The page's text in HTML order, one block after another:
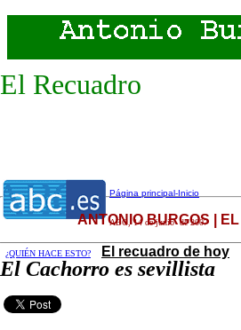
El Recuadro
Página principal-Inicio
ABC 14dejuniode 2007
¿QUIÉN HACE ESTO? El recuadro de hoy
ANTONIO BURGOS |
El Cachorro es sevillista